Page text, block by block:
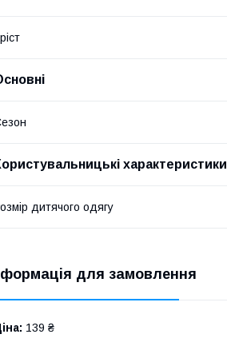
характеристики
дитячого одягу
для замовлення
139 ₴